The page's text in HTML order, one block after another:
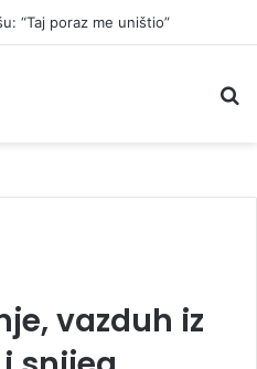
“Taj poraz me uništio”
vazduh iz